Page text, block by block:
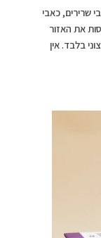
שרירים, כאבי
את האזור
בלבד. אין